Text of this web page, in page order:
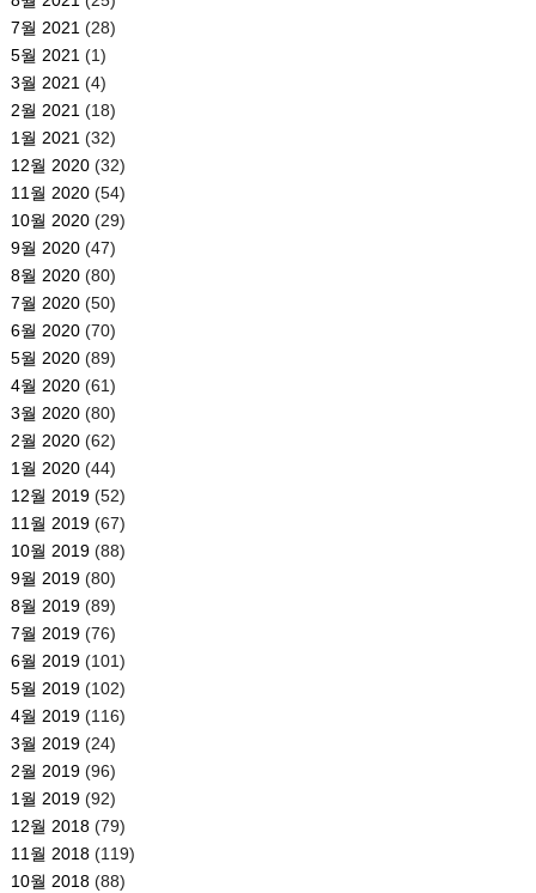
7월 2021(28)
5월 2021(1)
3월 2021(4)
2월 2021(18)
1월 2021(32)
12월 2020(32)
11월 2020(54)
10월 2020(29)
9월 2020(47)
8월 2020(80)
7월 2020(50)
6월 2020(70)
5월 2020(89)
4월 2020(61)
3월 2020(80)
2월 2020(62)
1월 2020(44)
12월 2019(52)
11월 2019(67)
10월 2019(88)
9월 2019(80)
8월 2019(89)
7월 2019(76)
6월 2019(101)
5월 2019(102)
4월 2019(116)
3월 2019(24)
2월 2019(96)
1월 2019(92)
12월 2018(79)
11월 2018(119)
10월 2018(88)